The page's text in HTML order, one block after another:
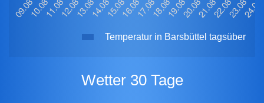
Temperatur in Barsbüttel tagsüber
Wetter 30 Tage